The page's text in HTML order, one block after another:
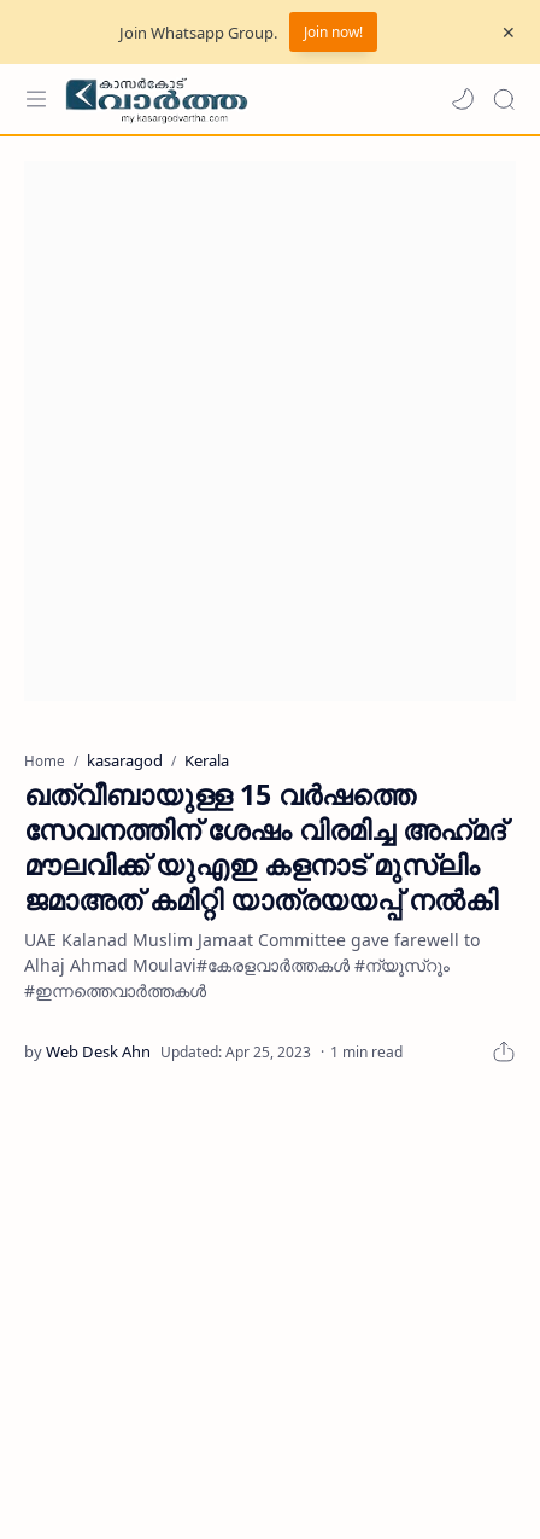
Join Whatsapp Group. Join now!
Home kasaragod Kerala
ഖത്വീബായുള്ള 15 വർഷത്തെ
സേവനത്തിന് ശേഷം വിരമിച്ച അഹ്‌മദ്‌
മൗലവിക്ക് യുഎഇ കളനാട് മുസ്ലിം
ജമാഅത് കമിറ്റി യാത്രയയപ്പ് നൽകി
UAE Kalanad Muslim Jamaat Committee gave farewell to
Alhaj Ahmad Moulavi#കേരളവാർത്തകൾ #ന്യൂസ്റൂം
#ഇന്നത്തെവാർത്തകൾ
1 min read